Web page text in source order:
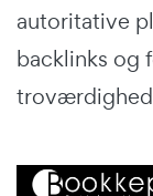
autoritative
backlinks og